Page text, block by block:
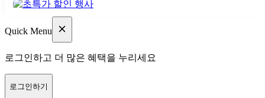
Quick Menu
로그인하고 더 많은 혜택을 누리세요
로그인하기